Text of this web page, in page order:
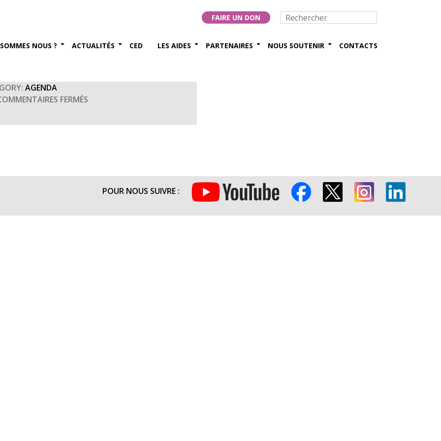
FAIRE UN DON
NOUS ? ACTUALITÉS CED LES AIDES PARTENAIRES NOUS SOUTENIR CONTACTS
du CRR-FR
2014
AGENDA
FERMÉS
MARATHON
POUR NOUS SUIVRE :